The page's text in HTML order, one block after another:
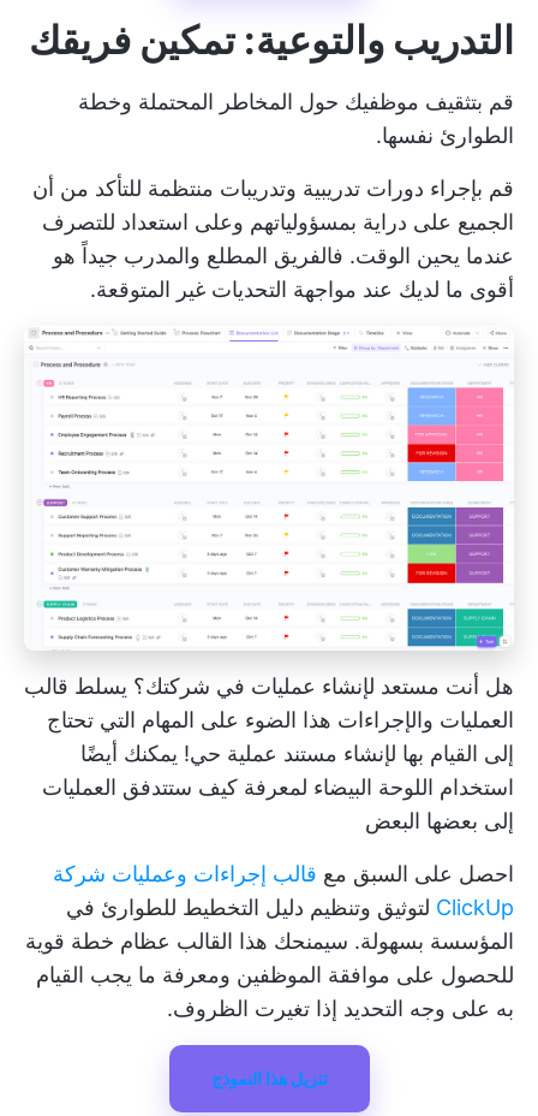
التدريب والتوعية: تمكين فريقك
قم بتثقيف موظفيك حول المخاطر المحتملة وخطة
الطوارئ نفسها.
قم بإجراء دورات تدريبية وتدريبات منتظمة للتأكد من أن
الجميع على دراية بمسؤولياتهم وعلى استعداد للتصرف
عندما يحين الوقت. فالفريق المطلع والمدرب جيداً هو
أقوى ما لديك عند مواجهة التحديات غير المتوقعة.
هل أنت مستعد لإنشاء عمليات في شركتك؟ يسلط قالب
العمليات والإجراءات هذا الضوء على المهام التي تحتاج
إلى القيام بها لإنشاء مستند عملية حي! يمكنك أيضًا
استخدام اللوحة البيضاء لمعرفة كيف ستتدفق العمليات
إلى بعضها البعض
احصل على السبق مع قالب إجراءات وعمليات شركة
ClickUp لتوثيق وتنظيم دليل التخطيط للطوارئ في
المؤسسة بسهولة. سيمنحك هذا القالب عظام خطة قوية
للحصول على موافقة الموظفين ومعرفة ما يجب القيام
به على وجه التحديد إذا تغيرت الظروف.
تنزيل هذا النموذج